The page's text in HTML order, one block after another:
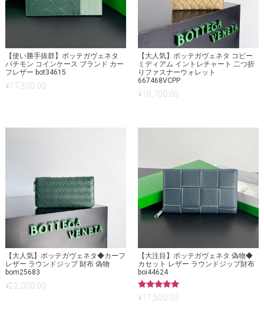
【使い勝手抜群】ボッテガヴェネタ
パチモン コインケース ブランド カー
フレザー bot34615
¥17,300.00
【大人気】ボッテガヴェネタ コピー
ミディアム イントレチャート 二つ折
りファスナーウォレット
667468VCPP
¥18,700.00
【大人気】ボッテガヴェネタ◆カーフ
レザー ラウンドジップ 財布 偽物
bom25683
¥22,000.00
【大注目】ボッテガヴェネタ 偽物◆
カセット レザー ラウンドジップ財布
boi44624
5段階中
5.00
¥17,500.00